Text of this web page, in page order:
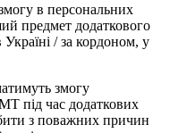
в персональних
предмет додаткового
/ за кордоном, у
змогу
під час додаткових
з поважних причин